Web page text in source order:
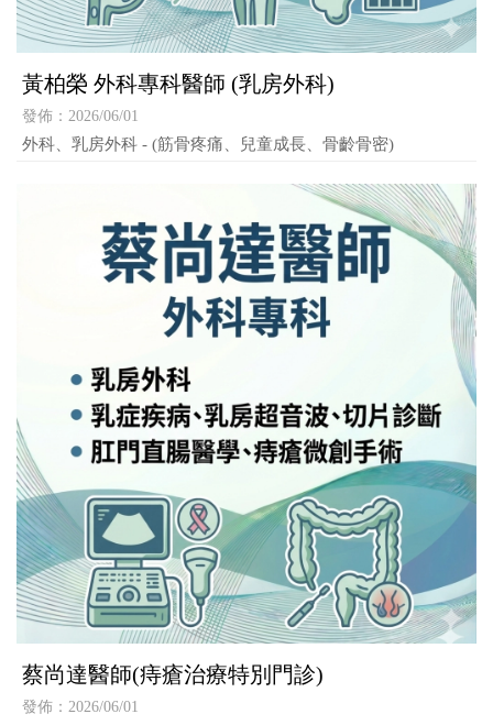
黃柏榮 外科專科醫師 (乳房外科)
發佈：2026/06/01
外科、乳房外科 - (筋骨疼痛、兒童成長、骨齡骨密)
蔡尚達醫師(痔瘡治療特別門診)
發佈：2026/06/01